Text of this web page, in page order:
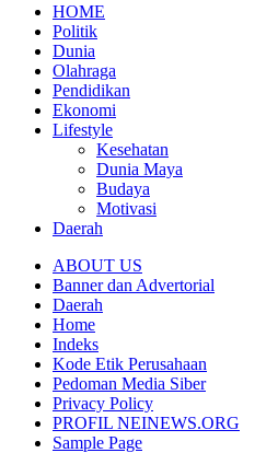
HOME
Politik
Dunia
Olahraga
Pendidikan
Ekonomi
Lifestyle
Kesehatan
Dunia Maya
Budaya
Motivasi
Daerah
ABOUT US
Banner dan Advertorial
Daerah
Home
Indeks
Kode Etik Perusahaan
Pedoman Media Siber
Privacy Policy
PROFIL NEINEWS.ORG
Sample Page